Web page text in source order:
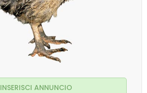
INSERISCI ANNUNCIO